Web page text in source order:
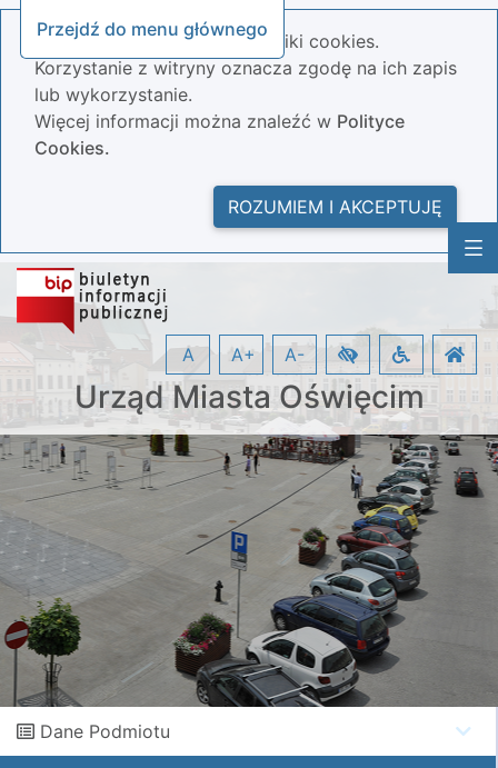
Przejdź do menu głównego
Nasza strona wykorzystuje pliki cookies.
Korzystanie z witryny oznacza zgodę na ich zapis
lub wykorzystanie.
Więcej informacji można znaleźć w Polityce
Cookies.
ROZUMIEM I AKCEPTUJĘ
Urząd Miasta Oświęcim
A A+ A-
Dane Podmiotu